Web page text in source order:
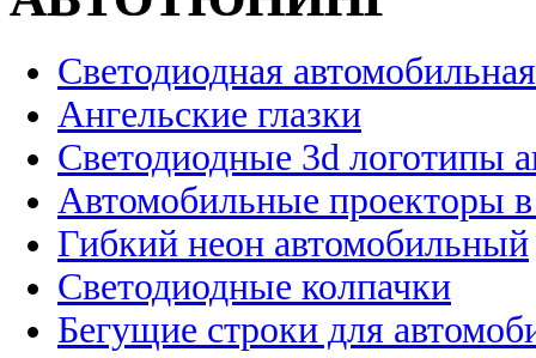
Светодиодная
Ангельские глазки
Светодиодные 3d логотипы
Автомобильные проекторы
Гибкий неон автомобильный
Светодиодные колпачки
Бегущие строки для